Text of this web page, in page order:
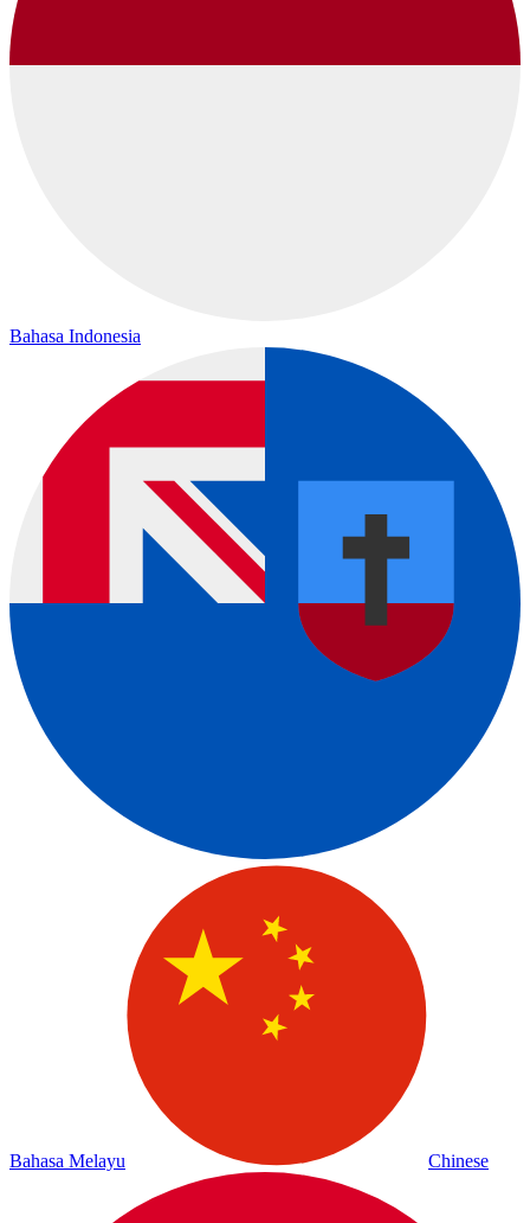
Bahasa Indonesia
Bahasa Melayu Chinese